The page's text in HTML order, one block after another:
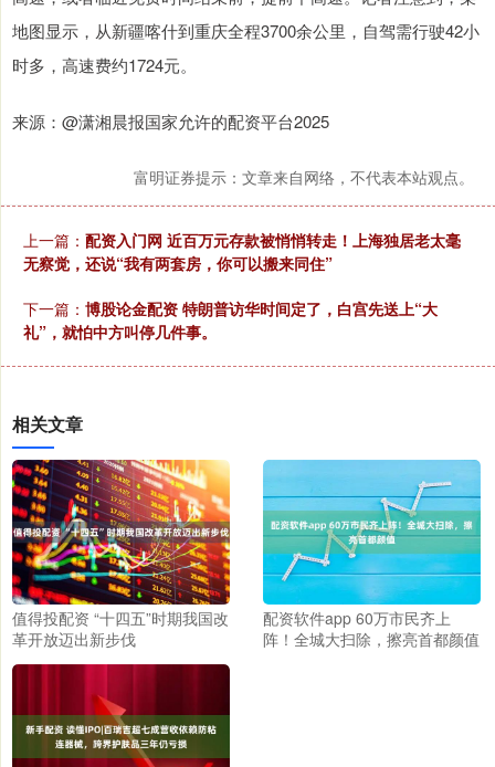
地图显示，从新疆喀什到重庆全程3700余公里，自驾需行驶42小
时多，高速费约1724元。
来源：@潇湘晨报国家允许的配资平台2025
富明证券提示：文章来自网络，不代表本站观点。
上一篇： 配资入门网 近百万元存款被悄悄转走！上海独居老太毫
无察觉，还说“我有两套房，你可以搬来同住”
下一篇： 博股论金配资 特朗普访华时间定了，白宫先送上“大
礼”，就怕中方叫停几件事。
相关文章
值得投配资 “十四五”时期我国改
革开放迈出新步伐
配资软件app 60万市民齐上
阵！全城大扫除，擦亮首都颜值